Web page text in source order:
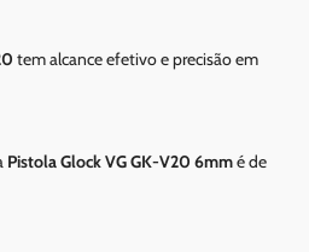
tem alcance efetivo e precisão em
Pistola Glock VG GK-V20 6mmé de